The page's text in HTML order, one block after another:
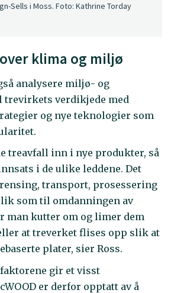
Sells i Moss. Foto: Kathrine Torday
klima og miljø
analysere miljø- og
verdikjede med
og nye teknologier som
treavfall inn i nye produkter, så
i de ulike leddene. Det
transport, prosessering
som til omdanningen av
man kutter om og limer dem
at treverket flises opp slik at
plater, sier Ross.
gir et visst
er derfor opptatt av å